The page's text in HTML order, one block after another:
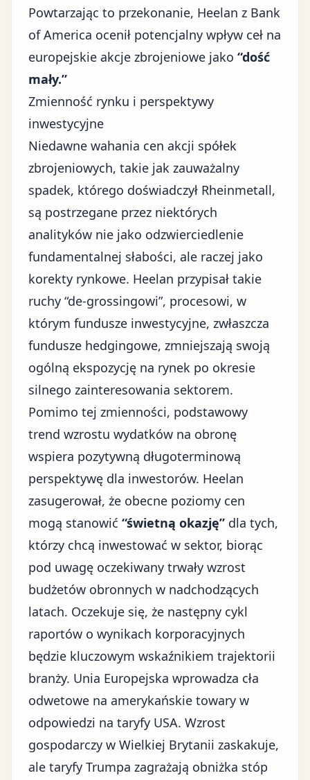
Powtarzając to przekonanie, Heelan z Bank
of America ocenił potencjalny wpływ ceł na
europejskie akcje zbrojeniowe jako “dość
mały.”
Zmienność rynku i perspektywy
inwestycyjne
Niedawne wahania cen akcji spółek
zbrojeniowych, takie jak zauważalny
spadek, którego doświadczył Rheinmetall,
są postrzegane przez niektórych
analityków nie jako odzwierciedlenie
fundamentalnej słabości, ale raczej jako
korekty rynkowe. Heelan przypisał takie
ruchy “de-grossingowi”, procesowi, w
którym fundusze inwestycyjne, zwłaszcza
fundusze hedgingowe, zmniejszają swoją
ogólną ekspozycję na rynek po okresie
silnego zainteresowania sektorem.
Pomimo tej zmienności, podstawowy
trend wzrostu wydatków na obronę
wspiera pozytywną długoterminową
perspektywę dla inwestorów. Heelan
zasugerował, że obecne poziomy cen
mogą stanowić “świetną okazję” dla tych,
którzy chcą inwestować w sektor, biorąc
pod uwagę oczekiwany trwały wzrost
budżetów obronnych w nadchodzących
latach. Oczekuje się, że następny cykl
raportów o wynikach korporacyjnych
będzie kluczowym wskaźnikiem trajektorii
branży. Unia Europejska wprowadza cła
odwetowe na amerykańskie towary w
odpowiedzi na taryfy USA. Wzrost
gospodarczy w Wielkiej Brytanii zaskakuje,
ale taryfy Trumpa zagrażają obniżka stóp